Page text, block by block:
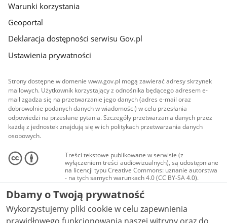
Warunki korzystania
Geoportal
Deklaracja dostępności serwisu Gov.pl
Ustawienia prywatności
Strony dostępne w domenie www.gov.pl mogą zawierać adresy skrzynek
mailowych. Użytkownik korzystający z odnośnika będącego adresem e-
mail zgadza się na przetwarzanie jego danych (adres e-mail oraz
dobrowolnie podanych danych w wiadomości) w celu przesłania
odpowiedzi na przesłane pytania. Szczegóły przetwarzania danych przez
każdą z jednostek znajdują się w ich politykach przetwarzania danych
osobowych.
Treści tekstowe publikowane w serwisie (z
wyłączeniem treści audiowizualnych), są udostępniane
na licencji typu Creative Commons: uznanie autorstwa
- na tych samych warunkach 4.0 (CC BY-SA 4.0).
Materiały audiowizualne, w tym zdjęcia, materiały
audio i wideo, są udostępniane na licencji typu
Creative Commons: uznanie autorstwa użycie
niekomercyjne - bez utworów zależnych 4.0 (CC BY-
NC-ND 4.0), o ile nie jest to stwierdzone inaczej.
Dbamy o Twoją prywatność
Wykorzystujemy pliki cookie w celu zapewnienia